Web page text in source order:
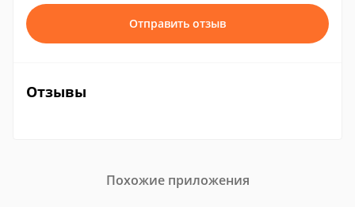
Отправить отзыв
Отзывы
Похожие приложения